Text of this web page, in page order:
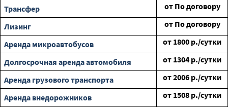
Трансфер
от По договору
Лизинг
от По договору
Аренда микроавтобусов
от 1800 р./сутки
Долгосрочная аренда автомобиля
от 1304 р./сутки
Аренда грузового транспорта
от2006 р./сутки
Аренда внедорожников
от 1508 р./сутки